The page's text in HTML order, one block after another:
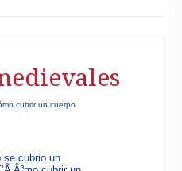
cubrir un cuerpo